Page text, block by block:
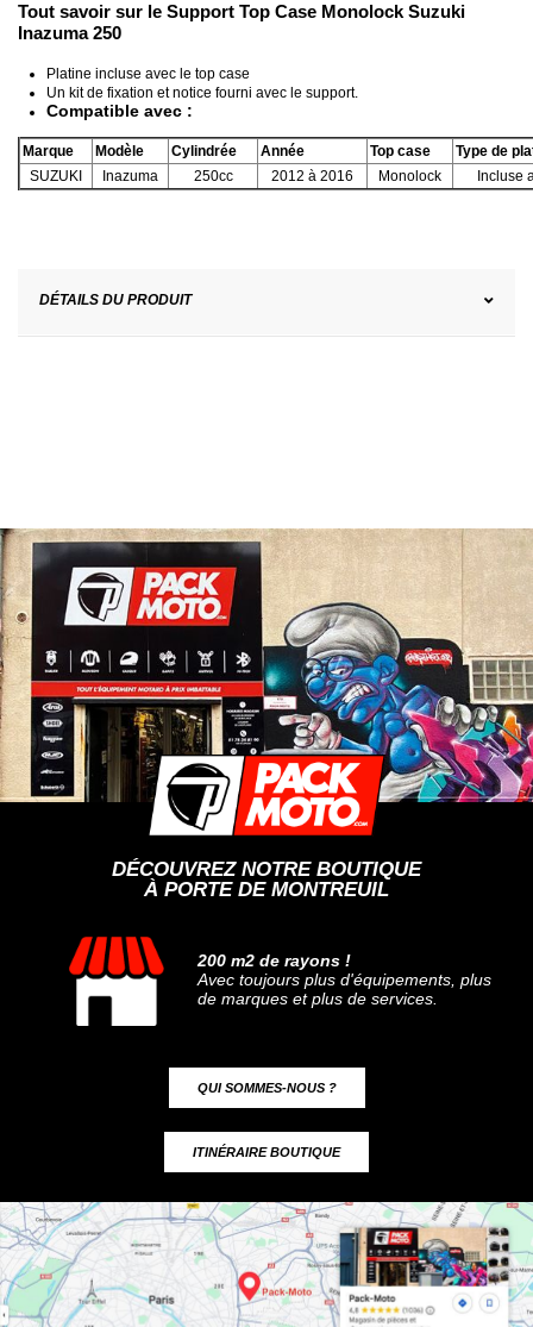
Tout savoir sur le Support Top Case Monolock Suzuki
Inazuma 250
Platine incluse avec le top case
Un kit de fixation et notice fourni avec le support.
Compatible avec :
Marque Modèle Cylindrée Année Top case
Type de
SUZUKI
Inazuma 250cc 2012 à 2016 Monolock Incluse
DÉTAILS DU PRODUIT
DÉCOUVREZ NOTRE BOUTIQUE
À PORTE DE MONTREUIL
200 m2 de rayons !
Avec toujours plus d'équipements, plus
de marques et plus de services.
QUI SOMMES-NOUS ?
ITINÉRAIRE BOUTIQUE